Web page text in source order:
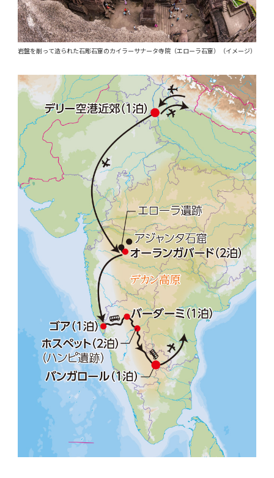
岩盤を削って造られた石彫石窟のカイラーサナータ寺院（エローラ石窟）（イメージ）